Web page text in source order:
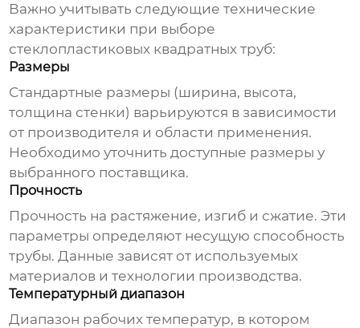
Важно учитывать следующие технические
характеристики при выборе
стеклопластиковых квадратных труб:
Размеры
Стандартные размеры (ширина, высота,
толщина стенки) варьируются в зависимости
от производителя и области применения.
Необходимо уточнить доступные размеры у
выбранного поставщика.
Прочность
Прочность на растяжение, изгиб и сжатие. Эти
параметры определяют несущую способность
трубы. Данные зависят от используемых
материалов и технологии производства.
Температурный диапазон
Диапазон рабочих температур, в котором